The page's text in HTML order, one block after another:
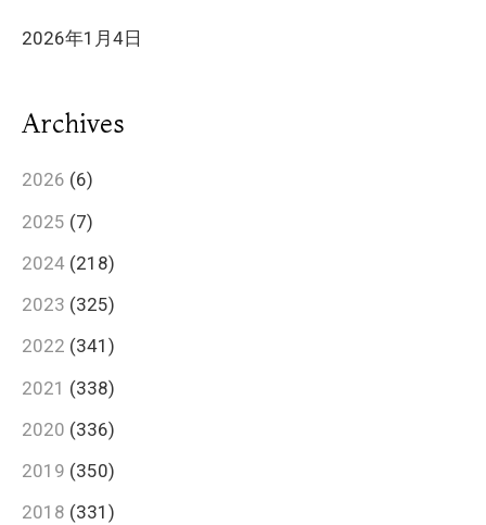
2026年1月4日
Archives
2026 (6)
2025 (7)
2024 (218)
2023 (325)
2022 (341)
2021 (338)
2020 (336)
2019 (350)
2018 (331)